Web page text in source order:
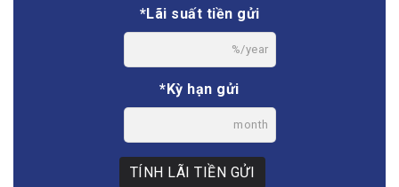
*Lãi suất tiền gửi
%/year
*Kỳ hạn gửi
month
TÍNH LÃI TIỀN GỬI